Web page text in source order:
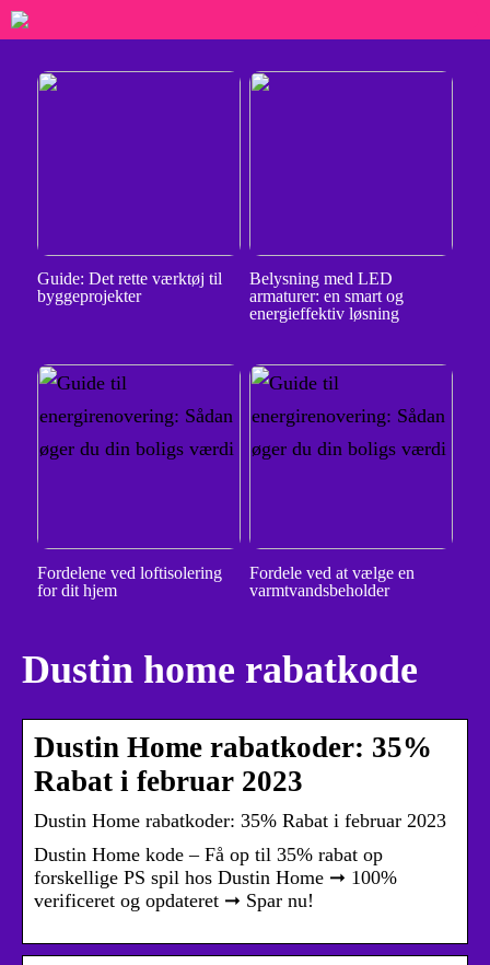
Guide: Det rette værktøj til
byggeprojekter
Belysning med LED
armaturer: en smart og
energieffektiv løsning
Fordelene ved loftisolering
for dit hjem
Fordele ved at vælge en
varmtvandsbeholder
Dustin home rabatkode
Dustin Home rabatkoder: 35%
Rabat i februar 2023
Dustin Home rabatkoder: 35% Rabat i februar 2023
Dustin Home kode – Få op til 35% rabat op
forskellige PS spil hos Dustin Home ➞ 100%
verificeret og opdateret ➞ Spar nu!